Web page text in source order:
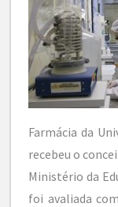
Farmácia da
recebeu o
Ministério da
foi avaliada